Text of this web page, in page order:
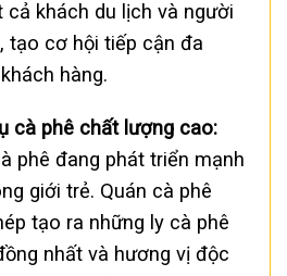
cả khách du lịch và người
tạo cơ hội tiếp cận đa
hàng.
cà phê chất lượng cao:
phê đang phát triển mạnh
giới trẻ. Quán cà phê
tạo ra những ly cà phê
nhất và hương vị độc